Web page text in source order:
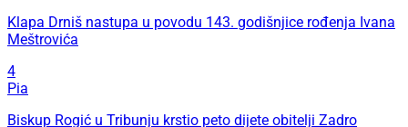
Klapa Drniš nastupa u povodu 143. godišnjice rođenja Ivana
Meštrovića
4
Pia
Biskup Rogić u Tribunju krstio peto dijete obitelji Zadro